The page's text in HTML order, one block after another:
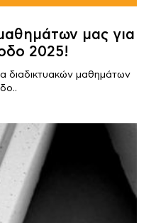
μας για
2025!
διαδικτυακών μαθημάτων